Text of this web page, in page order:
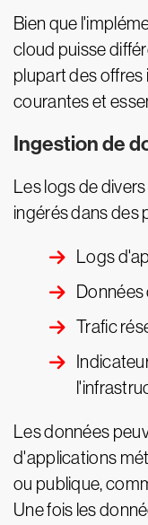
Bien que
cloud puisse
plupart des
courantes et
Ingestion de
Les logs de
ingérés dans des
Logs
Données
Trafic
Les données
d'applications
ou publique,
Une fois les